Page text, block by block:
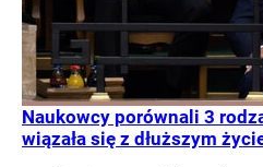
Naukowcy porównali 3
wiązała się z dłuższym